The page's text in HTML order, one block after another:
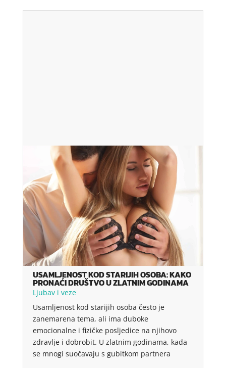
USAMLJENOST KOD STARIJIH OSOBA: KAKO
PRONAĆI DRUŠTVO U ZLATNIM GODINAMA
Ljubav i veze
Usamljenost kod starijih osoba često je
zanemarena tema, ali ima duboke
emocionalne i fizičke posljedice na njihovo
zdravlje i dobrobit. U zlatnim godinama, kada
se mnogi suočavaju s gubitkom partnera